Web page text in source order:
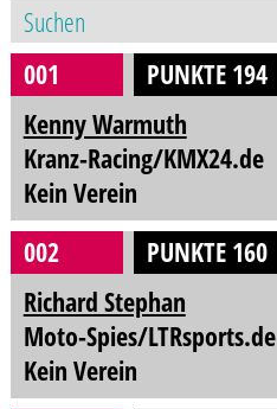
001 PUNKTE 194
Kenny Warmuth
Kranz-Racing/KMX24.de
Kein Verein
002
PUNKTE 160
Richard Stephan
Moto-Spies/LTRsports.de
Kein Verein